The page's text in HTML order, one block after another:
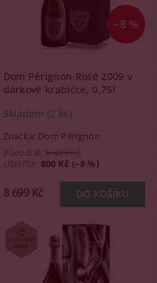
–8 %
Dom Pérignon Rosé 2009 v
dárkové krabičce, 0,75l
Skladem (2 ks)
Značka: Dom Pérignon
Původně:9 499 Kč
Ušetříte: 800 Kč (–8 %)
8 699 Kč